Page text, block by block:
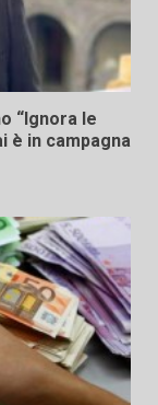
“Ignora le
è in campagna